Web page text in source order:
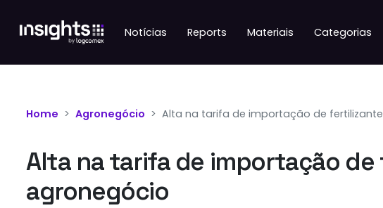
Notícias Reports Materiais Categorias
Home Agronegócio Alta na tarifa de importação de
Alta na tarifa de importação
agronegócio